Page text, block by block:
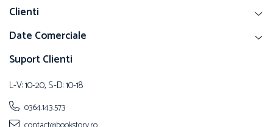
Clienti
Date Comerciale
Suport Clienti
L-V: 10-20, S-D: 10-18
0364.143.573